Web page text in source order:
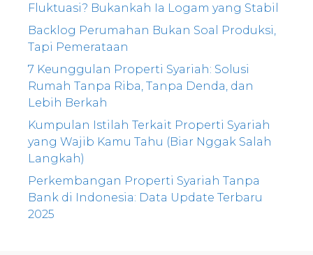
Fluktuasi? Bukankah Ia Logam yang Stabil
Backlog Perumahan Bukan Soal Produksi,
Tapi Pemerataan
7 Keunggulan Properti Syariah: Solusi
Rumah Tanpa Riba, Tanpa Denda, dan
Lebih Berkah
Kumpulan Istilah Terkait Properti Syariah
yang Wajib Kamu Tahu (Biar Nggak Salah
Langkah)
Perkembangan Properti Syariah Tanpa
Bank di Indonesia: Data Update Terbaru
2025